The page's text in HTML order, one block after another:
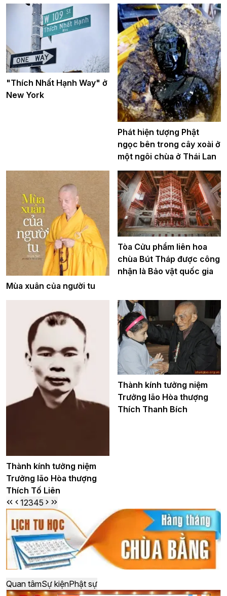
"Thích Nhất Hạnh Way" ở
New York
Phát hiện tượng Phật
ngọc bên trong cây xoài ở
một ngôi chùa ở Thái Lan
Mùa xuân của người tu
Tòa Cửu phẩm liên hoa
chùa Bút Tháp được công
nhận là Bảo vật quốc gia
Thành kính tưởng niệm
Trưởng lão Hòa thượng
Thích Tố Liên
Thành kính tưởng niệm
Trưởng lão Hòa thượng
Thích Thanh Bích
12345
Quan tâmSự kiệnPhật sự